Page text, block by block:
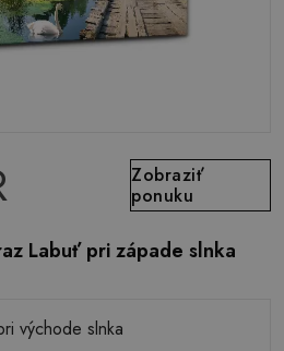
Zobraziť
ponuku
Labuť pri západe slnka